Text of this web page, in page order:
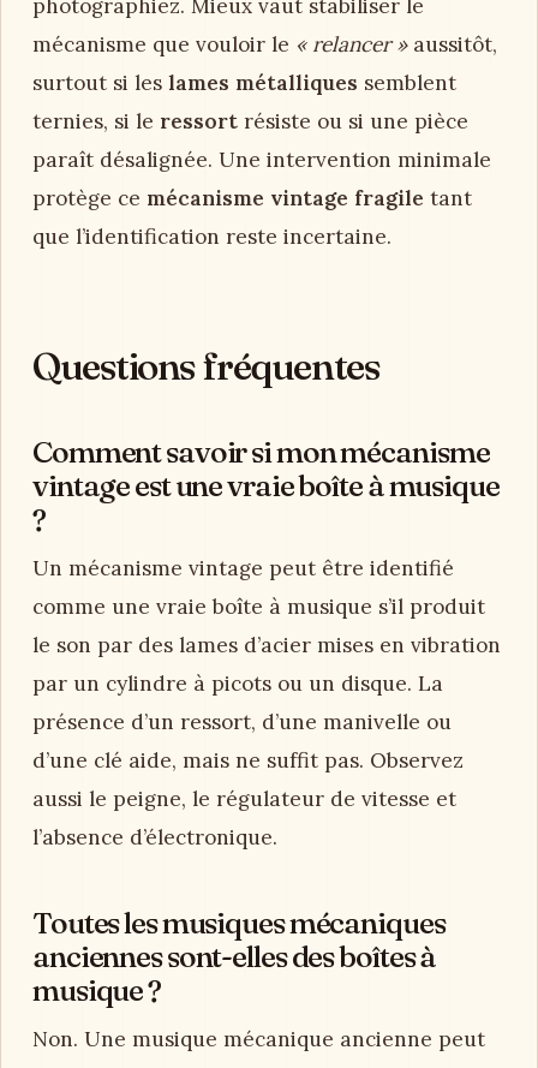
photographiez. Mieux vaut stabiliser le
mécanisme que vouloir le « relancer »aussitôt,
surtout si les lames métalliques semblent
ternies, si le ressort résiste ou si une pièce
paraît désalignée. Une intervention minimale
protège ce mécanisme vintage fragile tant
que l’identification reste incertaine.
Questions fréquentes
Comment savoir si mon mécanisme
vintage est une vraie boîte à musique
?
Un mécanisme vintage peut être identifié
comme une vraie boîte à musique s’il produit
le son par des lames d’acier mises en vibration
par un cylindre à picots ou un disque. La
présence d’un ressort, d’une manivelle ou
d’une clé aide, mais ne suffit pas. Observez
aussi le peigne, le régulateur de vitesse et
l’absence d’électronique.
Toutes les musiques mécaniques
anciennes sont-elles des boîtes à
musique ?
Non. Une musique mécanique ancienne peut